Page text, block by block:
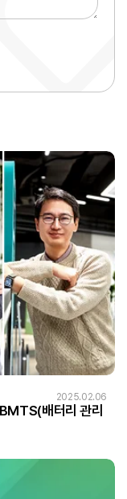
2025.02.06
배터리 관리